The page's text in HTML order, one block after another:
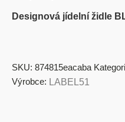
Designová jídelní židle
SKU: 874815eacaba
Výrobce: LABEL51